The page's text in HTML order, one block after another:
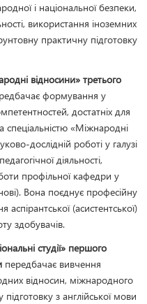
і національної безпеки,
використання іноземних
практичну підготовку
відносини» третього
формування у
достатніх для
«Міжнародні
дослідній роботі у галузі
діяльності,
профільної кафедри у
Вона поєднує професійну
(асистентської)
здобувачів.
студії» першого
передбачає вивчення
відносин, міжнародного
з англійської мови